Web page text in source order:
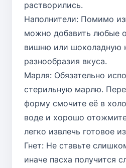
растворились.
Наполнители: Помимо
можно добавить любые
вишню или шоколадную
разнообразия вкуса.
Марля: Обязательно
стерильную марлю.
форму смочите её в
воде и хорошо
легко извлечь готовое
Гнет: Не ставьте
иначе пасха получится